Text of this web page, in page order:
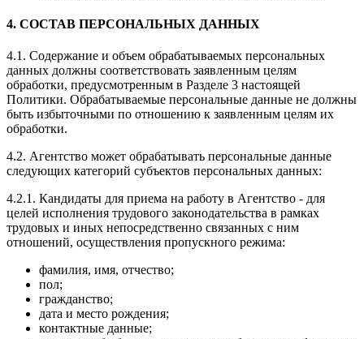
4. СОСТАВ ПЕРСОНАЛЬНЫХ ДАННЫХ
4.1. Содержание и объем обрабатываемых персональных
данных должны соответствовать заявленным целям
обработки, предусмотренным в Разделе 3 настоящей
Политики. Обрабатываемые персональные данные не должны
быть избыточными по отношению к заявленным целям их
обработки.
4.2. Агентство может обрабатывать персональные данные
следующих категорий субъектов персональных данных:
4.2.1. Кандидаты для приема на работу в Агентство - для
целей исполнения трудового законодательства в рамках
трудовых и иных непосредственно связанных с ним
отношений, осуществления пропускного режима:
фамилия, имя, отчество;
пол;
гражданство;
дата и место рождения;
контактные данные;